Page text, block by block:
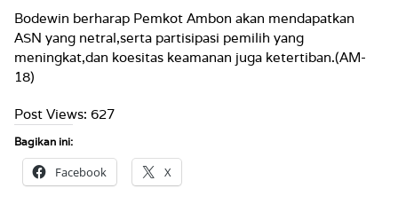
Bodewin berharap Pemkot Ambon akan mendapatkan
ASN yang netral,serta partisipasi pemilih yang
meningkat,dan koesitas keamanan juga ketertiban.(AM-
18)
Post Views: 627
Bagikan ini:
Facebook X